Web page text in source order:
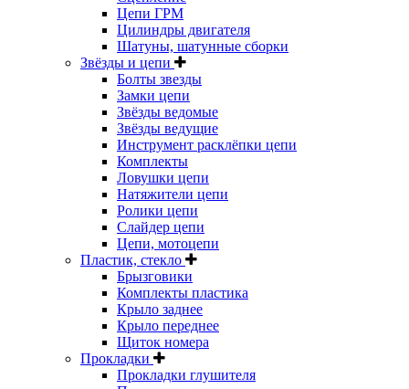
Цепи ГРМ
Цилиндры двигателя
Шатуны, шатунные сборки
Звёзды и цепи
Болты звезды
Замки цепи
Звёзды ведомые
Звёзды ведущие
Инструмент расклёпки цепи
Комплекты
Ловушки цепи
Натяжители цепи
Ролики цепи
Слайдер цепи
Цепи, мотоцепи
Пластик, стекло
Брызговики
Комплекты пластика
Крыло заднее
Крыло переднее
Щиток номера
Прокладки
Прокладки глушителя